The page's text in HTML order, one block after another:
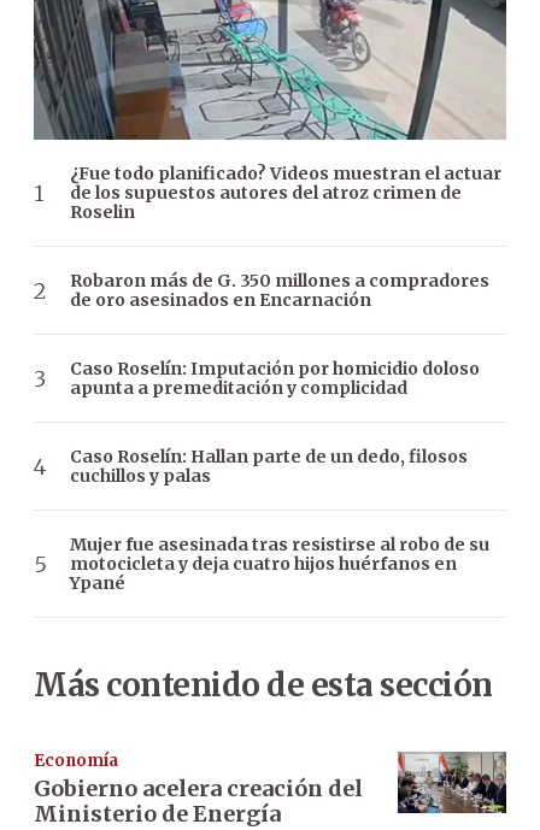
¿Fue todo planificado? Videos muestran el actuar
de los supuestos autores del atroz crimen de
Roselin
Robaron más de G. 350 millones a compradores
de oro asesinados en Encarnación
Caso Roselín: Imputación por homicidio doloso
apunta a premeditación y complicidad
Caso Roselín: Hallan parte de un dedo, filosos
cuchillos y palas
Mujer fue asesinada tras resistirse al robo de su
motocicleta y deja cuatro hijos huérfanos en
Ypané
Más contenido de esta sección
Economía
Gobierno acelera creación del
Ministerio de Energía